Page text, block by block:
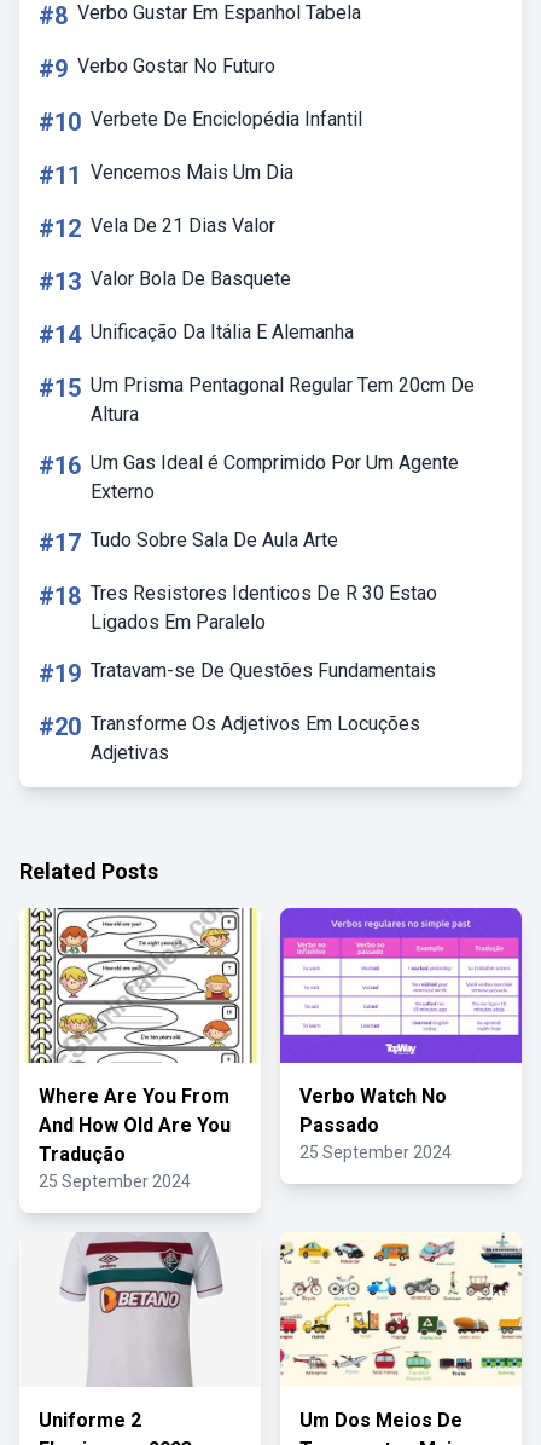
#8 Verbo Gustar Em Espanhol Tabela
#9 Verbo Gostar No Futuro
#10 Verbete De Enciclopédia Infantil
#11 Vencemos Mais Um Dia
#12 Vela De 21 Dias Valor
#13 Valor Bola De Basquete
#14 Unificação Da Itália E Alemanha
#15 Um Prisma Pentagonal Regular Tem 20cm De
Altura
#16 Um Gas Ideal é Comprimido Por Um Agente
Externo
#17 Tudo Sobre Sala De Aula Arte
#18 Tres Resistores Identicos De R 30 Estao
Ligados Em Paralelo
#19 Tratavam-se De Questões Fundamentais
#20 Transforme Os Adjetivos Em Locuções
Adjetivas
Related Posts
Where Are You From
And How Old Are You
Tradução
25 September 2024
Verbo Watch No
Passado
25 September 2024
Uniforme 2
Um Dos Meios De